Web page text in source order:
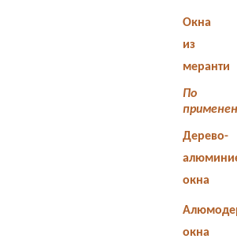
Окна
из
меранти
По
Дерево-
окна
окна